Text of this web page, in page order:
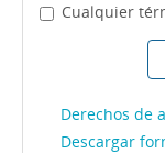
Cualquier
Derechos de
Descargar